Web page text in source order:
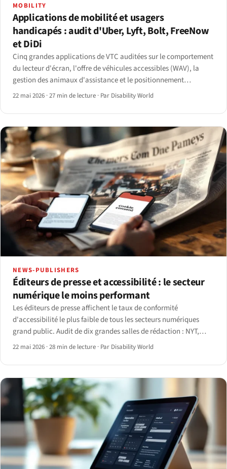
MOBILITY
Applications de mobilité et usagers
handicapés : audit d'Uber, Lyft, Bolt, FreeNow
et DiDi
Cinq grandes applications de VTC auditées sur le comportement
du lecteur d'écran, l'offre de véhicules accessibles (WAV), la
gestion des animaux d'assistance et le positionnement
réglementaire — du règlement DOJ-Uber 2021 à l'Article 4 de
22 mai 2026 ·27 min de lecture · Par Disability World
NEWS-PUBLISHERS
Éditeurs de presse et accessibilité : le secteur
numérique le moins performant
Les éditeurs de presse affichent le taux de conformité
d'accessibilité le plus faible de tous les secteurs numériques
grand public. Audit de dix grandes salles de rédaction : NYT,
Post, WSJ, CNN, BBC, Guardian, Reuters, Bloomberg, Axios,
22 mai 2026 ·28 min de lecture · Par Disability World